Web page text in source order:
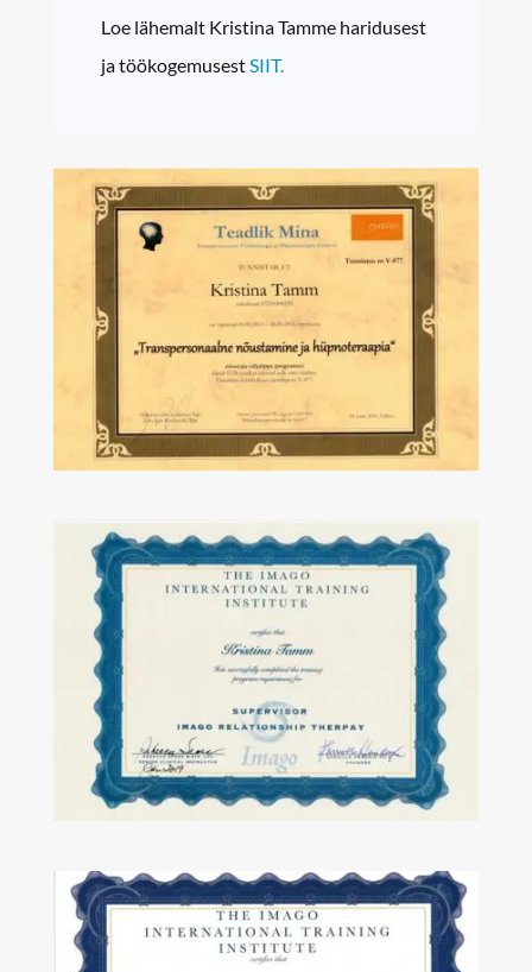
Loe lähemalt Kristina Tamme haridusest
ja töökogemusestSIIT.